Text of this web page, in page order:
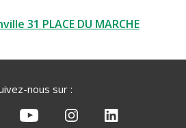
31 PLACE DU MARCHE
nous sur :